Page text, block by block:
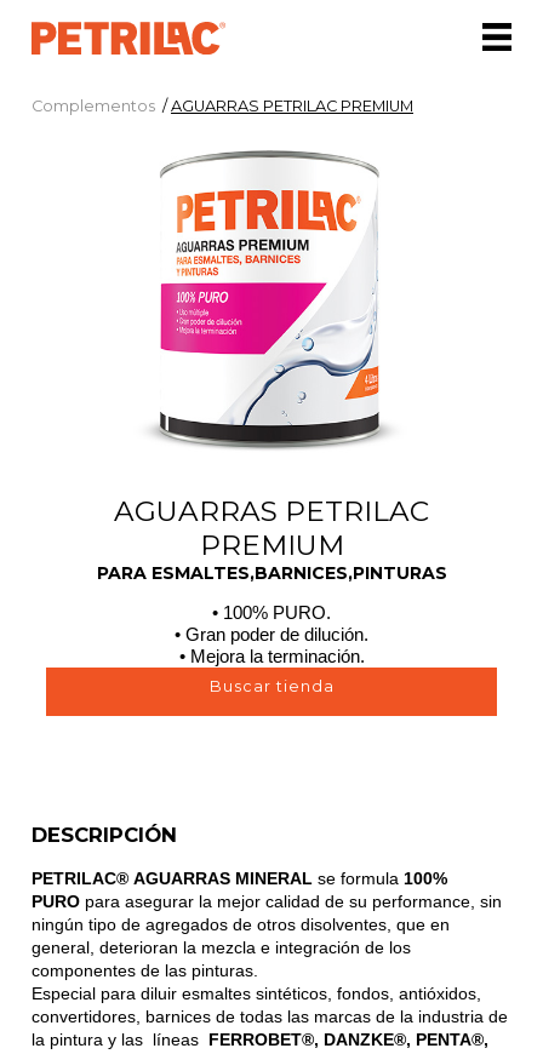
Complementos / AGUARRAS PETRILAC PREMIUM
AGUARRAS PETRILAC
PREMIUM
PARA ESMALTES,BARNICES,PINTURAS
• 100% PURO.
• Gran poder de dilución.
• Mejora la terminación.
Buscar tienda
DESCRIPCIÓN
PETRILAC® AGUARRAS MINERAL se formula 100%
PUROpara asegurar la mejor calidad de su performance, sin
ningún tipo de agregados de otros disolventes, que en
general, deterioran la mezcla e integración de los
componentes de las pinturas.
Especial para diluir esmaltes sintéticos, fondos, antióxidos,
convertidores, barnices de todas las marcas de la industria de
la pintura y las líneas FERROBET®, DANZKE®, PENTA®,